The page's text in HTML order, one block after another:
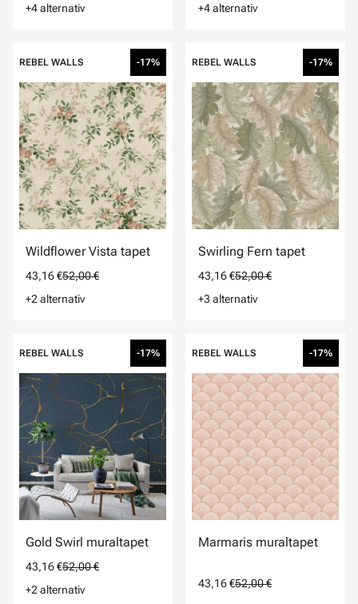
+4 alternativ
+4 alternativ
REBEL WALLS -17%
Wildflower Vista tapet
43,16 €52,00 €
+2 alternativ
REBEL WALLS -17%
Swirling Fern tapet
43,16 €52,00 €
+3 alternativ
REBEL WALLS -17%
Gold Swirl muraltapet
43,16 €52,00 €
+2 alternativ
REBEL WALLS -17%
Marmaris muraltapet
43,16 €52,00 €